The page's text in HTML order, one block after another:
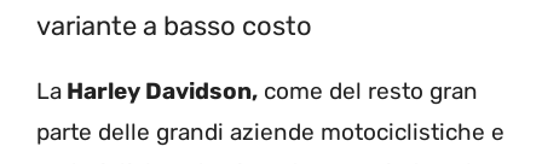
variante a basso costo
La Harley Davidson, come del resto gran
parte delle grandi aziende motociclistiche e